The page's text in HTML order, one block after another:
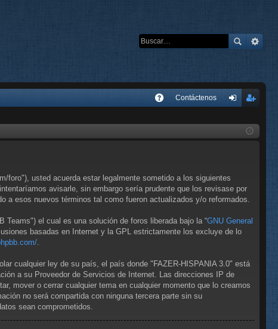
Contáctenos
se
ist
foro"), usted acuerda estar legalmente sometido a los siguientes
avisarle, sin embargo sería prudente que los revisase por
a esos nuevos términos tal como fueron actualizados y/o reformados.
el cual es una solución de foros liberada bajo la “GNU General
basadas en Internet y la GPL estrictamente los excluye de lo
cualquier ley de su país, el país donde "FAZER-HISPANIA 3.0" está
a su Proveedor de Servicios de Internet. Las direcciones IP de
mover o cerrar cualquier tema en cualquier momento que lo creamos
no será compartida con ninguna tercera parte sin su
sean comprometidos.